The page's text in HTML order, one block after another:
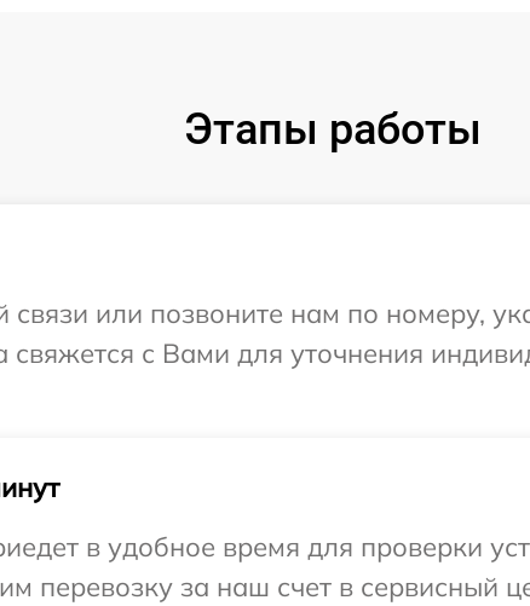
Этапы работы
или позвоните нам по номеру,
свяжется с Вами для уточнения
в удобное время для проверки
перевозку за наш счет в сервисный